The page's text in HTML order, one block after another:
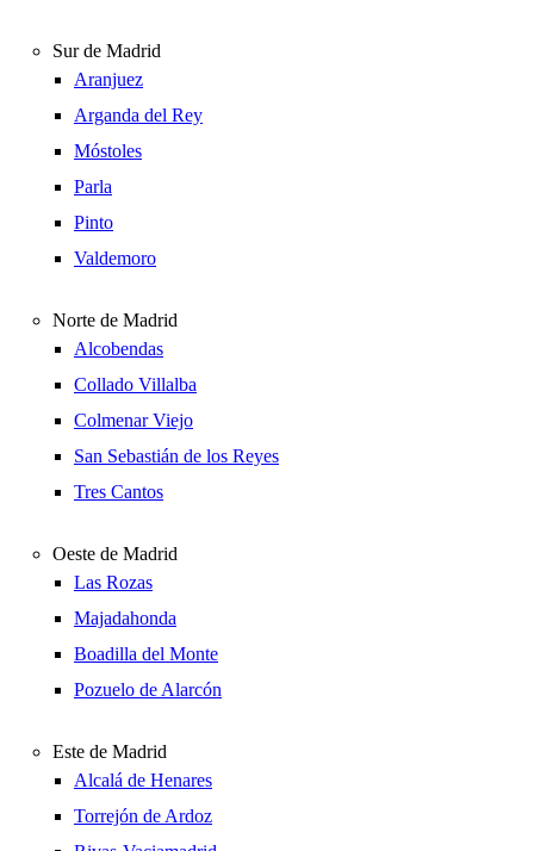
Sur de Madrid
Aranjuez
Arganda del Rey
Móstoles
Parla
Pinto
Valdemoro
Norte de Madrid
Alcobendas
Collado Villalba
Colmenar Viejo
San Sebastián de los Reyes
Tres Cantos
Oeste de Madrid
Las Rozas
Majadahonda
Boadilla del Monte
Pozuelo de Alarcón
Este de Madrid
Alcalá de Henares
Torrejón de Ardoz